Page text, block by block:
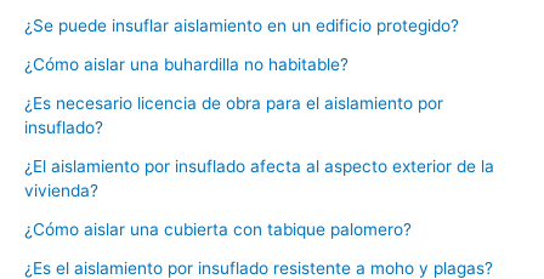
¿Se puede insuflar aislamiento en un edificio protegido?
¿Cómo aislar una buhardilla no habitable?
¿Es necesario licencia de obra para el aislamiento por
insuflado?
¿El aislamiento por insuflado afecta al aspecto exterior de la
vivienda?
¿Cómo aislar una cubierta con tabique palomero?
¿Es el aislamiento por insuflado resistente a moho y plagas?